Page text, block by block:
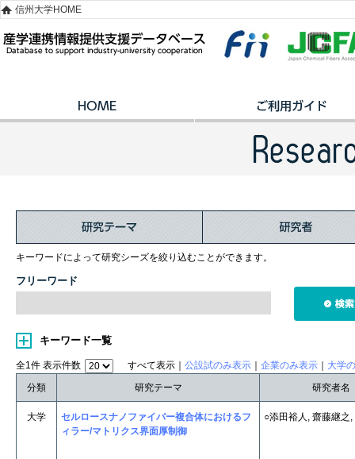
信州大学HOME
キーワードによって研究シーズを絞り込むことができます。
フリーワード
キーワード一覧
全1件 表示件数 すべて表示｜ 公設試のみ表示 企業のみ表示
大学
分類
研究テーマ 研究者名
大学
セルロースナノファイバー複合体におけるフ
ィラー/マトリクス界面厚制御
○添田裕人, 齋藤継之,